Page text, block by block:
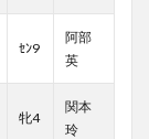
ｾﾝ9
阿部
英
牝4
関本
玲